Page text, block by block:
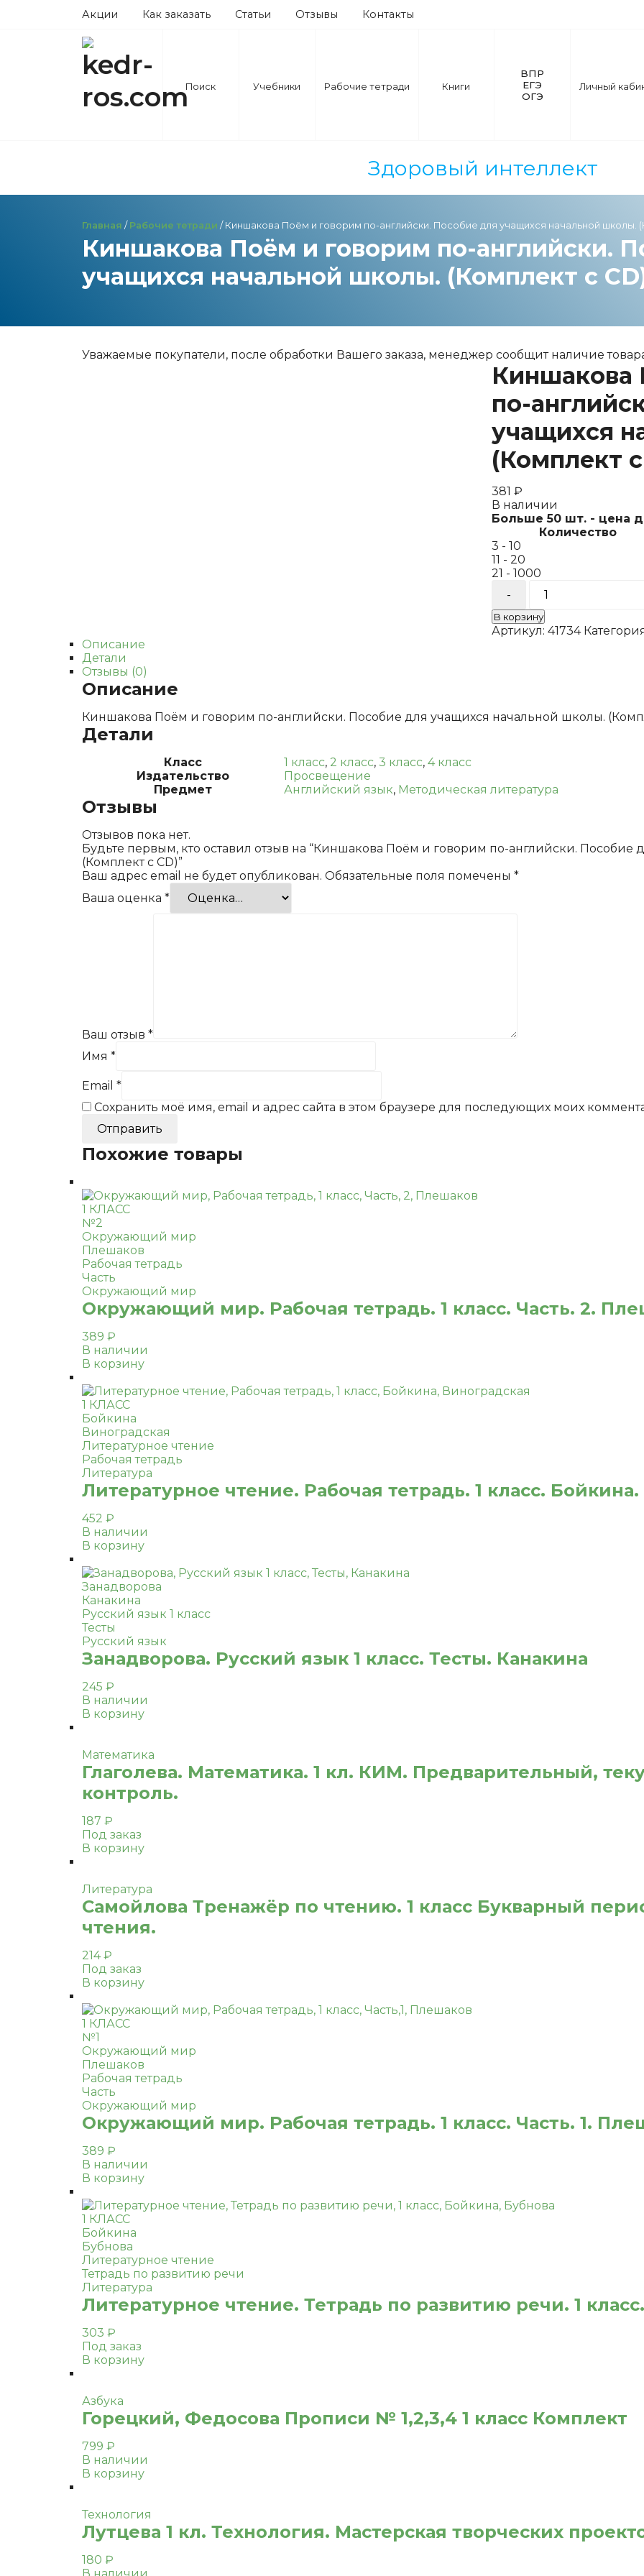
Акции Как заказать Статьи Отзывы Контакты
Поиск Учебники Рабочие тетради Книги
ВПР
ЕГЭ
ОГЭ
Личный
Здоровый интеллект
Главная / Рабочие тетради / Киншакова Поём и говорим по-английски. Пособие для учащихся начальной школы.
Киншакова Поём и говорим по-английски.
учащихся начальной школы. (Комплект с
Уважаемые покупатели, после обработки Вашего заказа, менеджер сообщит наличие
Киншакова
по-
учащихся
(Комплект с
381 ₽
В наличии
Больше 50 шт. - цена
Количество
3 - 10
11 - 20
21 - 1000
товара
Киншакова
Поём
и
учащихся
CD)
В корзину
Артикул: 41734
Описание
Детали
Отзывы (0)
Описание
Киншакова Поём и говорим по-английски. Пособие для учащихся начальной школы.
Детали
Класс 1 класс, 2 класс, 3 класс, 4 класс
Издательство
Просвещение
Предмет
Английский язык, Методическая литература
Отзывы
Отзывов пока нет.
Будьте первым, кто оставил отзыв на “Киншакова Поём и говорим по-английски. Пособие
(Комплект с CD)”
Ваш адрес email не будет опубликован. Обязательные поля помечены *
Ваша оценка *
Ваш отзыв *
Имя *
Email *
Сохранить моё имя, email и адрес сайта в этом браузере для последующих моих
Похожие товары
1 КЛАСС
№2
Окружающий мир
Плешаков
Рабочая тетрадь
Часть
Окружающий мир
Окружающий мир. Рабочая тетрадь. 1 класс. Часть. 2.
389 ₽
В наличии
В корзину
1 КЛАСС
Бойкина
Виноградская
Литературное чтение
Рабочая тетрадь
Литература
Литературное чтение. Рабочая тетрадь. 1 класс.
452 ₽
В наличии
В корзину
Занадворова
Канакина
Русский язык 1 класс
Тесты
Русский язык
Занадворова. Русский язык 1 класс. Тесты. Канакина
245 ₽
В наличии
В корзину
Математика
Глаголева. Математика. 1 кл. КИМ. Предварительный,
контроль.
187 ₽
Под заказ
В корзину
Литература
Самойлова Тренажёр по чтению. 1 класс Букварный
чтения.
214₽
Под заказ
В корзину
1 КЛАСС
№1
Окружающий мир
Плешаков
Рабочая тетрадь
Часть
Окружающий мир
Окружающий мир. Рабочая тетрадь. 1 класс. Часть. 1.
389 ₽
В наличии
В корзину
1 КЛАСС
Бойкина
Бубнова
Литературное чтение
Тетрадь по развитию речи
Литература
Литературное чтение. Тетрадь по развитию речи. 1
303 ₽
Под заказ
В корзину
Азбука
Горецкий, Федосова Прописи № 1,2,3,4 1 класс Комплект
799 ₽
В наличии
В корзину
Технология
Лутцева 1 кл. Технология. Мастерская творческих
180 ₽